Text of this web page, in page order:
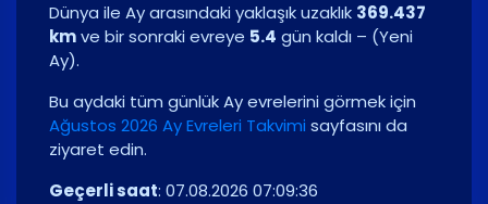
Dünya ile Ay arasındaki yaklaşık uzaklık 369.437
kmve bir sonraki evreye 5.4 gün kaldı – (Yeni
Ay).
Bu aydaki tüm günlük Ay evrelerini görmek için
Ağustos 2026 Ay Evreleri Takvimi sayfasını da
ziyaret edin.
Geçerli saat: 07.08.2026 07:09:37